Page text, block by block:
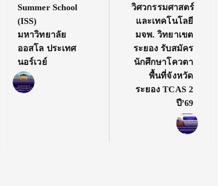
Post:
Summer School
(ISS)
มหาวิทยาลัย
ออสโล ประเทศ
นอร์เวย์
Post:
วิศวกรรมศาสตร์
และเทคโนโลยี
มจพ. วิทยาเขต
ระยอง รับสมัคร
นักศึกษาโควตา
พื้นที่จังหวัด
ระยอง TCAS 2
ปี’69